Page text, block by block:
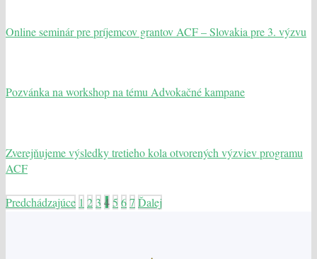
Online seminár pre príjemcov grantov ACF – Slovakia pre 3. výzvu
Pozvánka na workshop na tému Advokačné kampane
Zverejňujeme výsledky tretieho kola otvorených výzviev programu
ACF
Predchádzajúce 1 2 3 45 67 Ďalej